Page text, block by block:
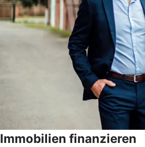
Immobilien finanzieren